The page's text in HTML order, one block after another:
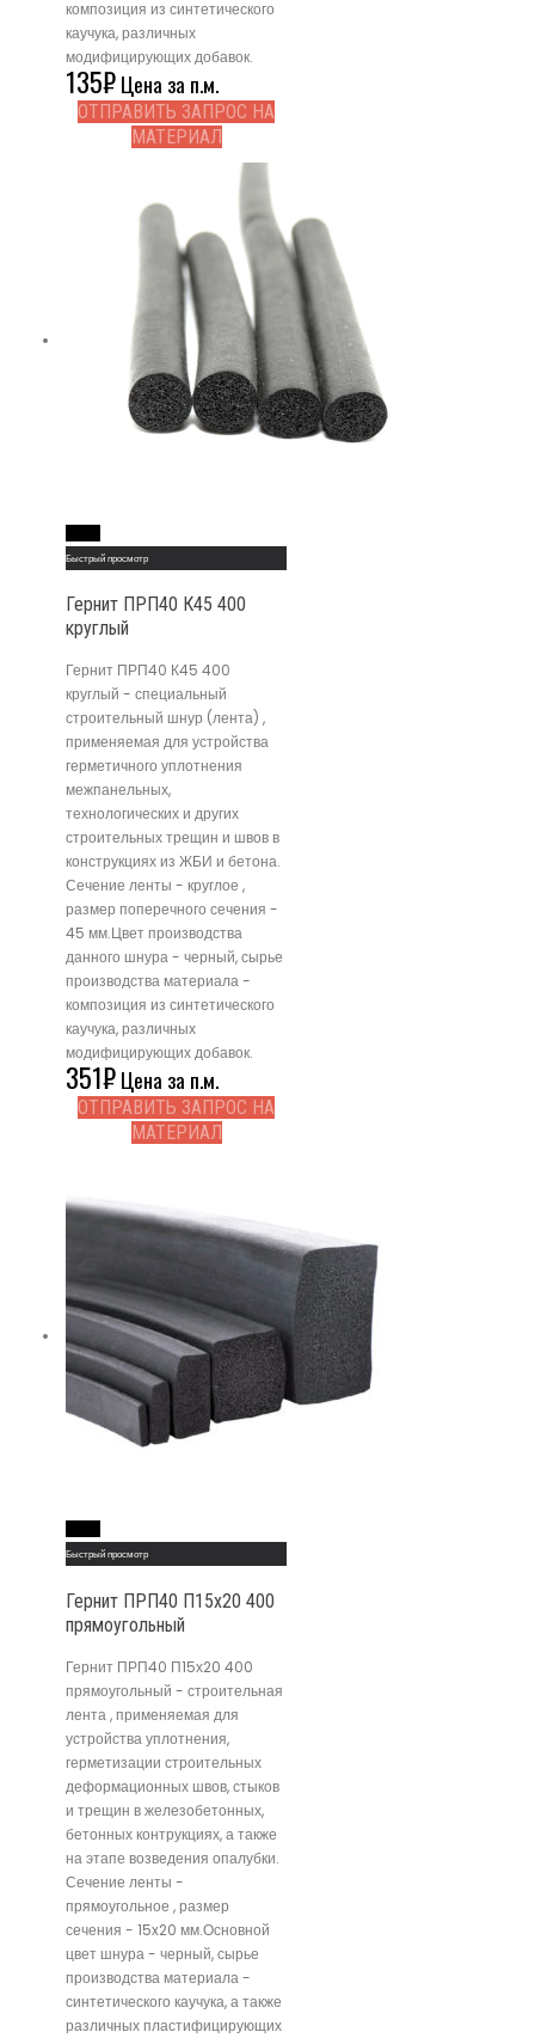
композиция из синтетического
каучука, различных
модифицирующих добавок.
135₽Цена за п.м.
ОТПРАВИТЬ ЗАПРОС НА
МАТЕРИАЛ
Быстрый просмотр
Гернит ПРП40 К45 400
круглый
Гернит ПРП40 К45 400
круглый - специальный
строительный шнур (лента) ,
применяемая для устройства
герметичного уплотнения
межпанельных,
технологических и других
строительных трещин и швов в
конструкциях из ЖБИ и бетона.
Сечение ленты - круглое ,
размер поперечного сечения -
45 мм.Цвет производства
данного шнура - черный, сырье
производства материала -
композиция из синтетического
каучука, различных
модифицирующих добавок.
351₽Цена за п.м.
ОТПРАВИТЬ ЗАПРОС НА
МАТЕРИАЛ
Быстрый просмотр
Гернит ПРП40 П15х20 400
прямоугольный
Гернит ПРП40 П15х20 400
прямоугольный - строительная
лента , применяемая для
устройства уплотнения,
герметизации строительных
деформационных швов, стыков
и трещин в железобетонных,
бетонных контрукциях, а также
на этапе возведения опалубки.
Сечение ленты -
прямоугольное , размер
сечения - 15x20 мм.Основной
цвет шнура - черный, сырье
производства материала -
синтетического каучука, а также
различных пластифицирующих